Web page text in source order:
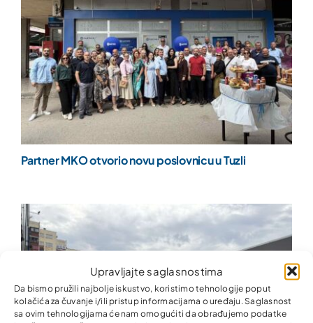
Upravljajte saglasnostima
Da bismo pružili najbolje iskustvo, koristimo tehnologije poput
kolačića za čuvanje i/ili pristup informacijama o uređaju. Saglasnost
sa ovim tehnologijama će nam omogućiti da obrađujemo podatke
Partner MKO otvorio novu poslovnicu u Tuzli